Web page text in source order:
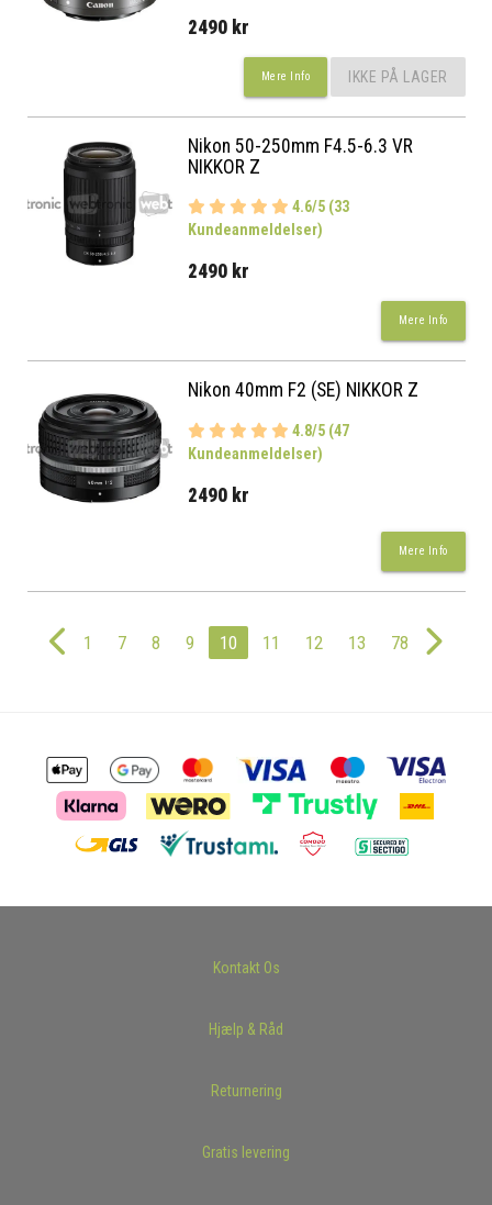
2490 kr
Mere Info IKKE PÅ LAGER
Nikon 50-250mm F4.5-6.3 VR
NIKKOR Z
4.6/5 (33
Kundeanmeldelser)
2490 kr
Mere Info
Nikon 40mm F2 (SE) NIKKOR Z
4.8/5 (47
Kundeanmeldelser)
2490 kr
Mere Info
1 7 8 9 10 11 12 13 78
Kontakt Os
Hjælp & Råd
Returnering
Gratis levering